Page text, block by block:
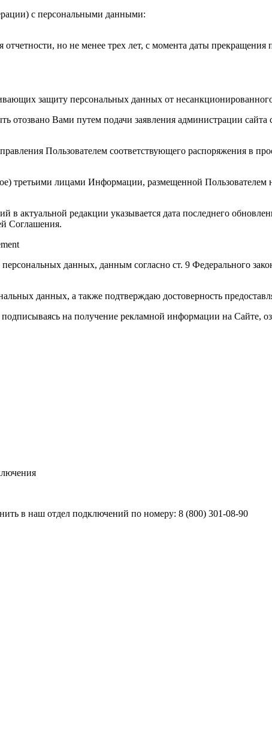
с персональными данными:
но не менее трех лет, с момента даты прекращения
защиту персональных данных от
отозвано Вами путем подачи заявления администрации сайта
Пользователем соответствующего распоряжения в
третьими лицами Информации, размещенной Пользователем
актуальной редакции указывается дата последнего
Соглашения.
данных, данным согласно ст. 9 Федерального
данных, а также подтверждаю достоверность
на получение рекламной информации на Сайте,
в наш отдел подключений по номеру: 8 (800) 301-08-90